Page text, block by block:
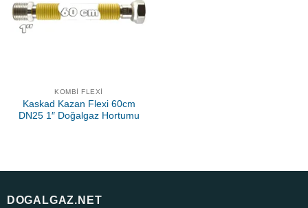
KOMBI FLEXI
Kaskad Kazan Flexi 60cm
DN25 1″ Doğalgaz Hortumu
DOGALGAZ.NET